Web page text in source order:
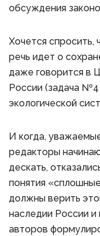
обсуждения
Хочется спросить,
речь идет о
даже говорится в
России (задача №4
экологической
И когда,
редакторы
дескать,
понятия
должны верить
наследии России и
авторов